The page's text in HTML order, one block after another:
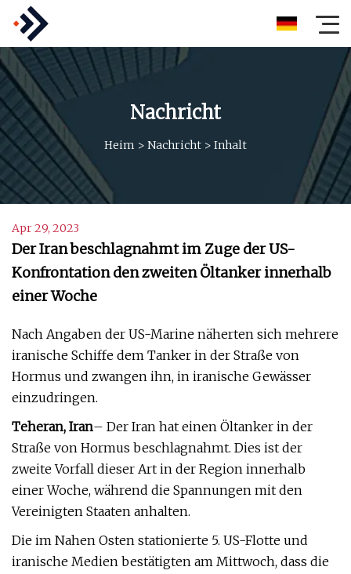
Nachricht
Heim > Nachricht > Inhalt
Apr 29, 2023
Der Iran beschlagnahmt im Zuge der US-
Konfrontation den zweiten Öltanker innerhalb
einer Woche
Nach Angaben der US-Marine näherten sich mehrere
iranische Schiffe dem Tanker in der Straße von
Hormus und zwangen ihn, in iranische Gewässer
einzudringen.
Teheran, Iran– Der Iran hat einen Öltanker in der
Straße von Hormus beschlagnahmt. Dies ist der
zweite Vorfall dieser Art in der Region innerhalb
einer Woche, während die Spannungen mit den
Vereinigten Staaten anhalten.
Die im Nahen Osten stationierte 5. US-Flotte und
iranische Medien bestätigten am Mittwoch, dass die